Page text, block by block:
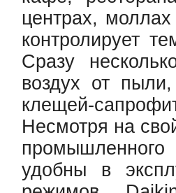
центрах,
контролирует
Сразу
воздух от
клещей-
Несмотря на
удобны в